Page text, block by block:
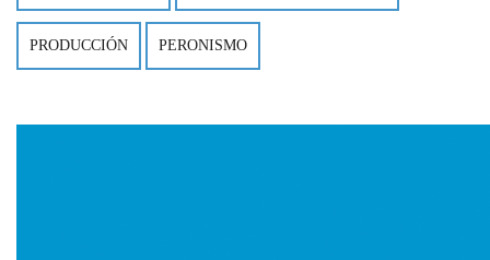
PRODUCCIÓN PERONISMO